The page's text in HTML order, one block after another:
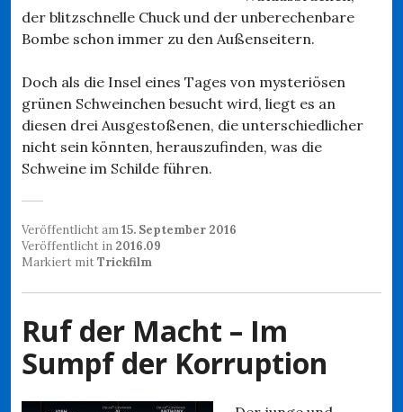
der blitzschnelle Chuck und der unberechenbare
Bombe schon immer zu den Außenseitern.
Doch als die Insel eines Tages von mysteriösen
grünen Schweinchen besucht wird, liegt es an
diesen drei Ausgestoßenen, die unterschiedlicher
nicht sein könnten, herauszufinden, was die
Schweine im Schilde führen.
Veröffentlicht am15. September 2016
Veröffentlicht in 2016.09
Markiert mitTrickfilm
Ruf der Macht – Im
Sumpf der Korruption